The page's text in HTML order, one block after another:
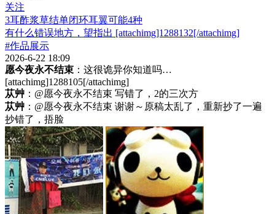
关注
3耳酢浆草结单闭环耳翼可能4种
有什么错误地方，望指出 [attachimg]1288132[/attachimg]
#作品展示
2026-6-22 18:09
愿今夜永不结束 ：这很诡异你知道吗…
[attachimg]1288105[/attachimg]
苁艸 ：@愿今夜永不结束 写错了，2的三次方
苁艸 ：@愿今夜永不结束 谢谢～原稿太乱了，重新抄了一遍
抄错了，捂脸